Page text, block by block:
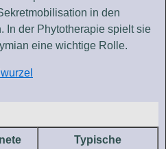
in den
In der Phytotherapie spielt sie
eine wichtige Rolle.
Typische